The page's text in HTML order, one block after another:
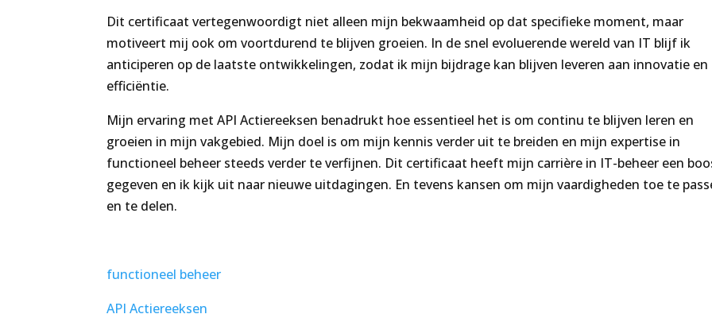
Dit certificaat vertegenwoordigt niet alleen mijn bekwaamheid op dat specifieke moment, maar
motiveert mij ook om voortdurend te blijven groeien. In de snel evoluerende wereld van IT blijf ik
anticiperen op de laatste ontwikkelingen, zodat ik mijn bijdrage kan blijven leveren aan innovatie en
efficiëntie.
Mijn ervaring met API Actiereeksen benadrukt hoe essentieel het is om continu te blijven leren en
groeien in mijn vakgebied. Mijn doel is om mijn kennis verder uit te breiden en mijn expertise in
functioneel beheer steeds verder te verfijnen. Dit certificaat heeft mijn carrière in IT-beheer een
gegeven en ik kijk uit naar nieuwe uitdagingen. En tevens kansen om mijn vaardigheden toe te
en te delen.
functioneel beheer
API Actiereeksen